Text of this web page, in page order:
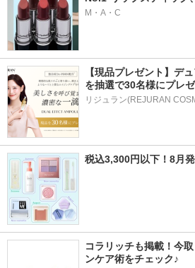
M・A・C
【現品プレゼント】デ
を抽選で30名様にプレ
リジュラン(REJURAN
税込3,300円以下！8月
コラリッチも掲載！今
ンケア術をチェック♪